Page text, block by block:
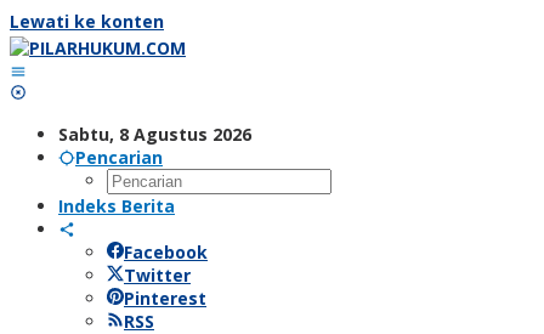
Lewati ke konten
Sabtu, 8 Agustus 2026
Pencarian
Indeks Berita
Facebook
Twitter
Pinterest
RSS